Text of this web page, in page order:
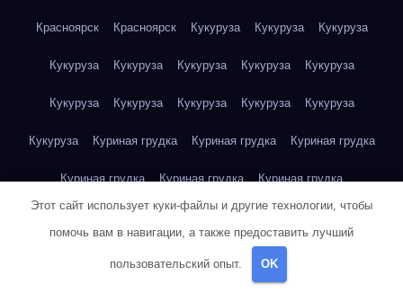
Красноярск Красноярск Кукуруза Кукуруза Кукуруза
Кукуруза Кукуруза Кукуруза Кукуруза Кукуруза
Кукуруза Кукуруза Кукуруза Кукуруза Кукуруза
Кукуруза Куриная грудка Куриная грудка Куриная грудка
Куриная грудка Куриная грудка Куриная грудка
Куриная грудка Куриная грудка
Этот сайт использует куки-файлы и другие технологии, чтобы
помочь вам в навигации, а также предоставить лучший
пользовательский опыт. OK